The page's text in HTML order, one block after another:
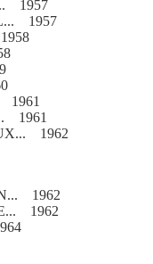
1957
1957
1961
1961
1962
1962
1962